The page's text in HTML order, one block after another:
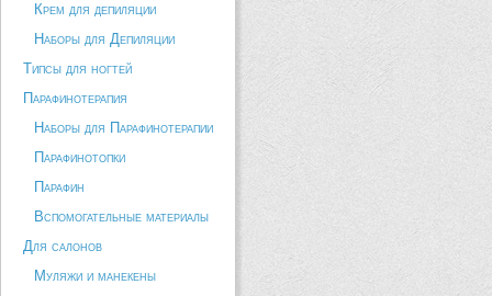
Крем для депиляции
Наборы для Депиляции
Типсы для ногтей
Парафинотерапия
Наборы для Парафинотерапии
Парафинотопки
Парафин
Вспомогательные материалы
Для салонов
Муляжи и манекены